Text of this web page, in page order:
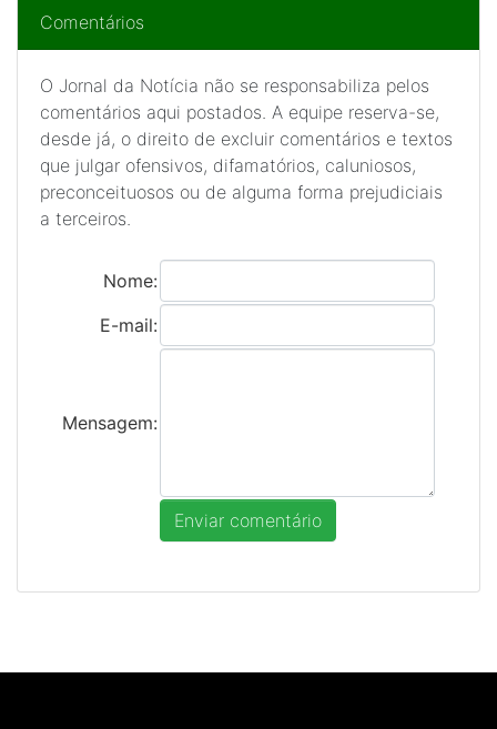
Comentários
O Jornal da Notícia não se responsabiliza pelos
comentários aqui postados. A equipe reserva-se,
desde já, o direito de excluir comentários e textos
que julgar ofensivos, difamatórios, caluniosos,
preconceituosos ou de alguma forma prejudiciais
a terceiros.
Nome:
E-mail:
Mensagem: